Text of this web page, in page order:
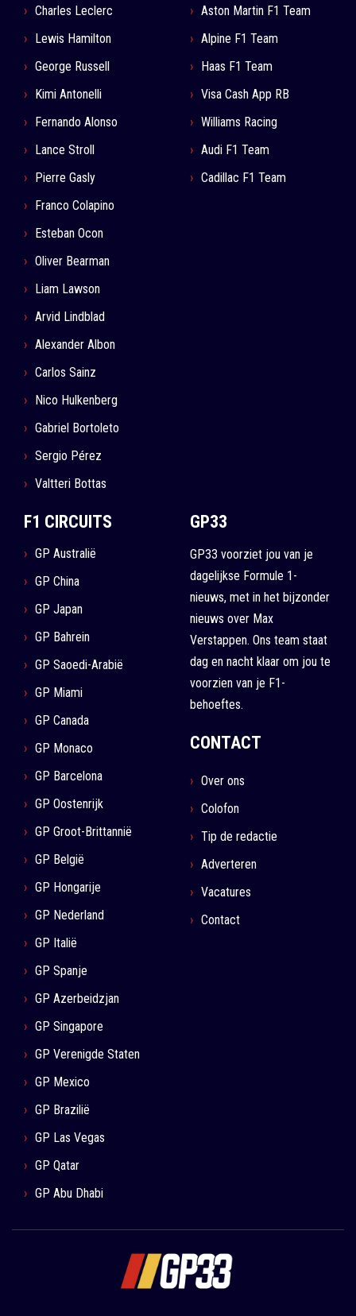
Charles Leclerc
Lewis Hamilton
George Russell
Kimi Antonelli
Fernando Alonso
Lance Stroll
Pierre Gasly
Franco Colapino
Esteban Ocon
Oliver Bearman
Liam Lawson
Arvid Lindblad
Alexander Albon
Carlos Sainz
Nico Hulkenberg
Gabriel Bortoleto
Sergio Pérez
Valtteri Bottas
Aston Martin F1 Team
Alpine F1 Team
Haas F1 Team
Visa Cash App RB
Williams Racing
Audi F1 Team
Cadillac F1 Team
F1 CIRCUITS
GP Australië
GP China
GP Japan
GP Bahrein
GP Saoedi-Arabië
GP Miami
GP Canada
GP Monaco
GP Barcelona
GP Oostenrijk
GP Groot-Brittannië
GP België
GP Hongarije
GP Nederland
GP Italië
GP Spanje
GP Azerbeidzjan
GP Singapore
GP Verenigde Staten
GP Mexico
GP Brazilië
GP Las Vegas
GP Qatar
GP Abu Dhabi
GP33
GP33 voorziet jou van je
dagelijkse Formule 1-
nieuws, met in het bijzonder
nieuws over Max
Verstappen. Ons team staat
dag en nacht klaar om jou te
voorzien van je F1-
behoeftes.
CONTACT
Over ons
Colofon
Tip de redactie
Adverteren
Vacatures
Contact